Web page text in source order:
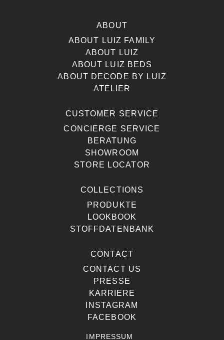
ABOUT
ABOUT LUIZ FAMILY
ABOUT LUIZ
ABOUT LUIZ BEDS
ABOUT DECODE BY LUIZ
ATELIER
CUSTOMER SERVICE
CONCIERGE SERVICE
BERATUNG
SHOWROOM
STORE LOCATOR
COLLECTIONS
PRODUKTE
LOOKBOOK
STOFFDATENBANK
CONTACT
CONTACT US
PRESSE
KARRIERE
INSTAGRAM
FACEBOOK
IMPRESSUM